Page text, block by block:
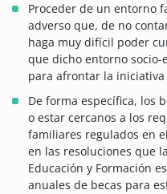
Proceder de un entorno
adverso que, de no
haga muy difícil poder
que dicho entorno
para afrontar la
De forma específica, los
o estar cercanos a los
familiares regulados en
en las resoluciones que
Educación y Formación
anuales de becas para